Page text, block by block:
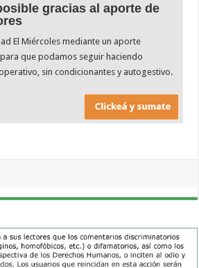
gracias al aporte de
El Miércoles mediante un aporte
que podamos seguir haciendo
sin condicionantes y autogestivo.